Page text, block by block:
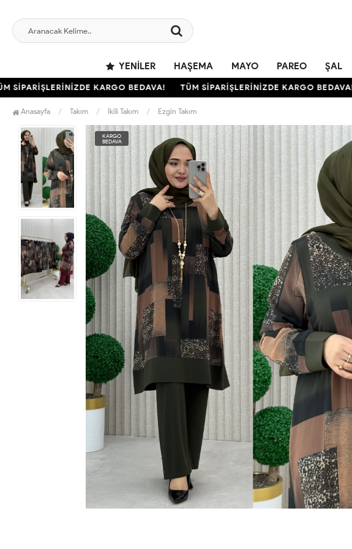
YENILER HAŞEMA MAYO PAREO ŞAL
KARGO BEDAVA! TÜM SİPARİŞLERİNİZDE KARGO BEDAVA!
Anasayfa Takım İkili Takım Ezgin Takım
KARGO
BEDAVA